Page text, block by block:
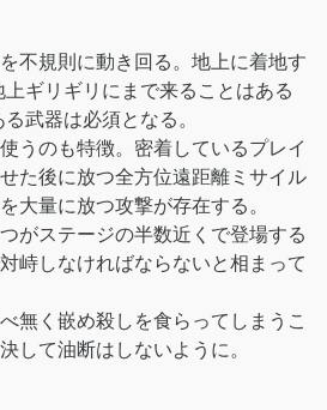
不規則に動き回る。地上に着地す
ギリギリにまで来ることはある
武器は必須となる。
うのも特徴。密着しているプレイ
た後に放つ全方位遠距離ミサイル
大量に放つ攻撃が存在する。
がステージの半数近くで登場する
峙しなければならないと相まって
無く嵌め殺しを食らってしまうこ
して油断はしないように。